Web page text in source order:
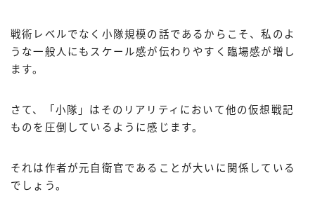
戦術レベルでなく小隊規模の話であるからこそ、私のよ
うな一般人にもスケール感が伝わりやすく臨場感が増し
ます。
さて、「小隊」はそのリアリティにおいて他の仮想戦記
ものを圧倒しているように感じます。
それは作者が元自衛官であることが大いに関係している
でしょう。